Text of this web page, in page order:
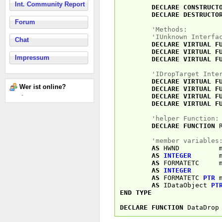
Int. Community Report
Forum
Chat
Impressum
Wer ist online?
-
DECLARE
DECLARE
'Methods:
'IUnknown
DECLARE VIRTUAL
DECLARE VIRTUAL
DECLARE VIRTUAL
'IDropTarget
DECLARE VIRTUAL
DECLARE VIRTUAL
DECLARE VIRTUAL
DECLARE VIRTUAL
'helper Function:
DECLARE
FUNCTION
'member
AS HWND
AS
INTEGER
AS FORMATETC
AS
INTEGER
AS FORMATETC PTR
AS IDataObject
END TYPE
DECLARE
FUNCTION